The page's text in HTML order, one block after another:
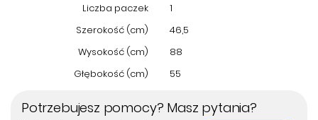
Liczba paczek
1
Szerokość (cm)
46,5
Wysokość (cm)
88
Głębokość (cm)
55
Potrzebujesz pomocy? Masz pytania?